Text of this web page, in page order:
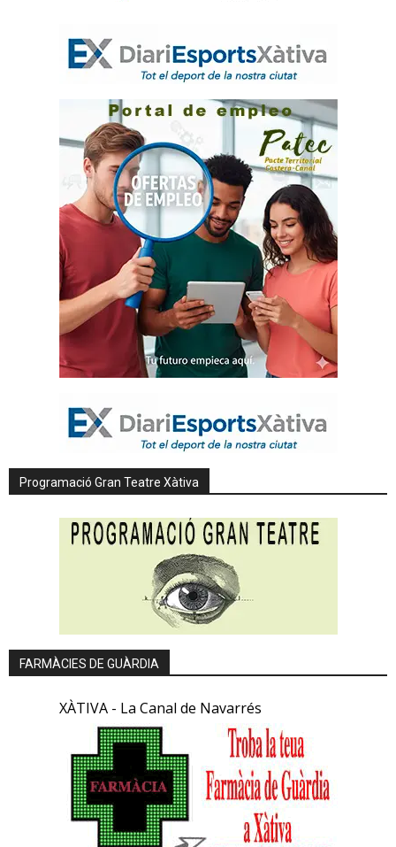
Programació Gran Teatre Xàtiva
FARMÀCIES DE GUÀRDIA
XÀTIVA - La Canal de Navarrés